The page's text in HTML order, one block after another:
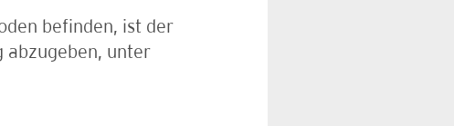
befinden, ist der
abzugeben, unter